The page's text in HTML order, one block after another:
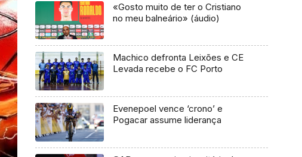
«Gosto muito de ter o Cristiano
no meu balneário» (áudio)
Machico defronta Leixões e CE
Levada recebe o FC Porto
Evenepoel vence ‘crono’ e
Pogacar assume liderança